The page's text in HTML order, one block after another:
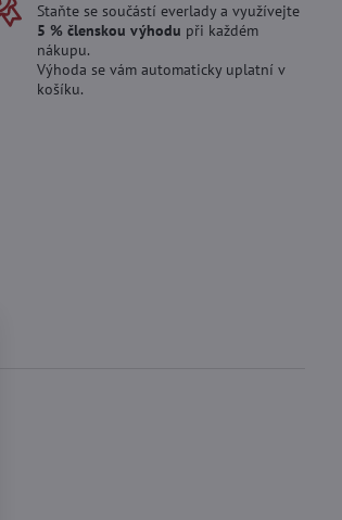
Staňte se součástí everlady a využívejte
5 % členskou výhodu při každém
nákupu.
Výhoda se vám automaticky uplatní v
košíku.